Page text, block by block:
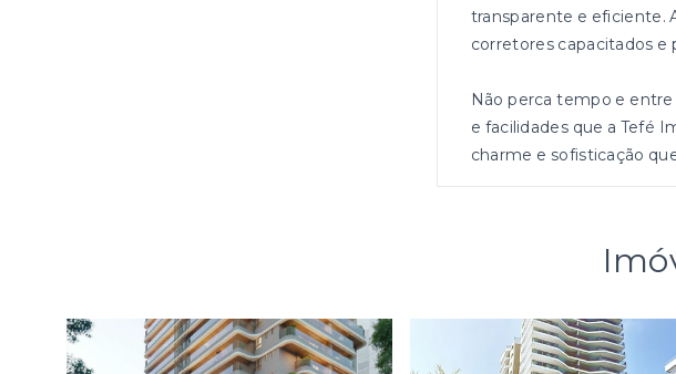
transparente e eficiente.
corretores capacitados e
Não perca tempo e
e facilidades que a Tefé
charme e sofisticação